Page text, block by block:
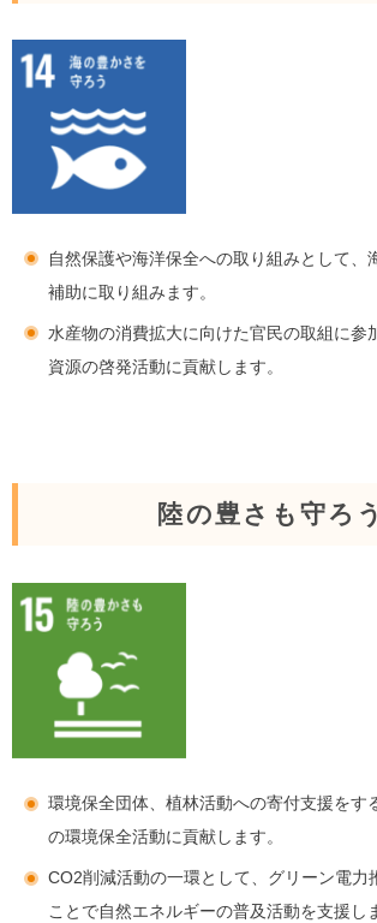
自然保護や海洋保全への取り組みとして、
補助に取り組みます。
水産物の消費拡大に向けた官民の取組に参
資源の啓発活動に貢献します。
陸の豊さも守ろう
環境保全団体、植林活動への寄付支援をす
の環境保全活動に貢献します。
CO2削減活動の一環として、グリーン電力
ことで自然エネルギーの普及活動を支援し